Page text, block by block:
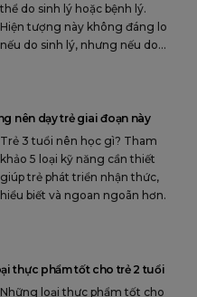
thể do sinh lý hoặc bệnh lý.
Hiện tượng này không đáng lo
nếu do sinh lý, nhưng nếu do
nên dạy trẻ giai đoạn này
Trẻ 3 tuổi nên học gì? Tham
khảo 5 loại kỹ năng cần thiết
giúp trẻ phát triển nhận thức,
hiểu biết và ngoan ngoãn hơn.
thực phẩm tốt cho trẻ 2 tuổi
Những loại thực phẩm tốt cho